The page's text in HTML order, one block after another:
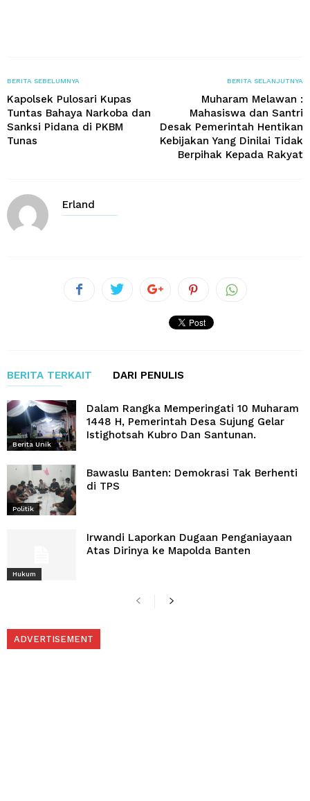
BERITA SEBELUMNYA
Kapolsek Pulosari Kupas
Tuntas Bahaya Narkoba dan
Sanksi Pidana di PKBM
Tunas
BERITA SELANJUTNYA
Muharam Melawan :
Mahasiswa dan Santri
Desak Pemerintah Hentikan
Kebijakan Yang Dinilai Tidak
Berpihak Kepada Rakyat
Erland
BERITA TERKAIT DARI PENULIS
Berita Unik
Dalam Rangka Memperingati 10 Muharam
1448 H, Pemerintah Desa Sujung Gelar
Istighotsah Kubro Dan Santunan.
Politik
Bawaslu Banten: Demokrasi Tak Berhenti
di TPS
Hukum
Irwandi Laporkan Dugaan Penganiayaan
Atas Dirinya ke Mapolda Banten
ADVERTISEMENT